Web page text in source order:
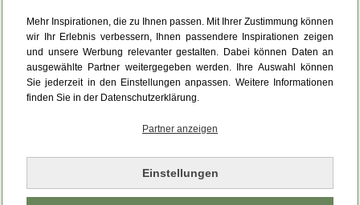
Mehr Inspirationen, die zu Ihnen passen. Mit Ihrer Zustimmung können
wir Ihr Erlebnis verbessern, Ihnen passendere Inspirationen zeigen
und unsere Werbung relevanter gestalten. Dabei können Daten an
ausgewählte Partner weitergegeben werden. Ihre Auswahl können
Sie jederzeit in den Einstellungen anpassen. Weitere Informationen
finden Sie in der Datenschutzerklärung.
Partner anzeigen
Einstellungen